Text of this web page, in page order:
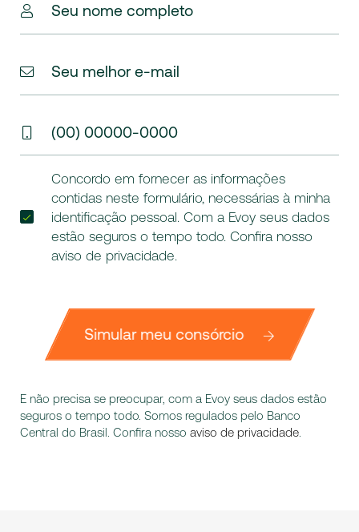
Seu nome completo
Seu melhor e-mail
(00) 00000-0000
Concordo em fornecer as informações
contidas neste formulário, necessárias à minha
identificação pessoal. Com a Evoy seus dados
estão seguros o tempo todo. Confira nosso
aviso de privacidade.
Simular meu consórcio
E não precisa se preocupar, com a Evoy seus dados estão
seguros o tempo todo. Somos regulados pelo Banco
Central do Brasil. Confira nosso aviso de privacidade.